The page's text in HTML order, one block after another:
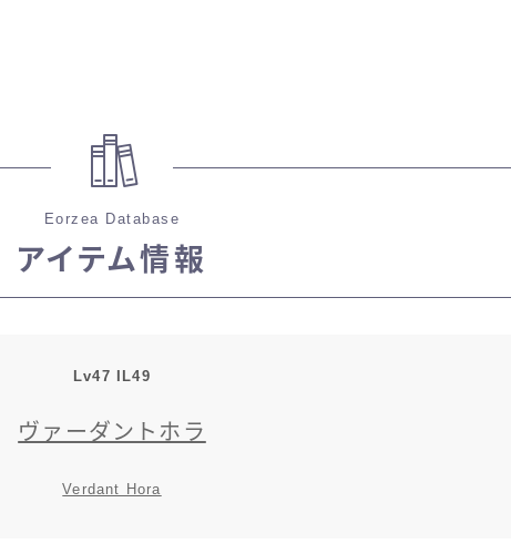
ショートパンツ
Eorzea Database
アイテム情報
Lv47 IL49
ヴァーダントホラ
Verdant Hora